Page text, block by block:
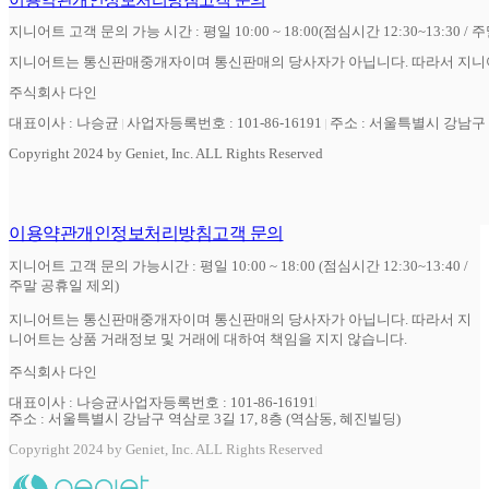
지니어트 고객 문의 가능 시간 : 평일 10:00 ~ 18:00(점심시간 12:30~13:30 /
지니어트는 통신판매중개자이며 통신판매의 당사자가 아닙니다. 따라서 지
주식회사 다인
대표이사 : 나승균 사업자등록번호 : 101-86-16191
주소 : 서울특별시 강남
Copyright 2024 by Geniet, Inc. ALL Rights Reserved
이용약관개인정보처리방침고객 문의
지니어트 고객 문의 가능시간 : 평일 10:00 ~ 18:00 (점심시간 12:30~13:40 /
주말 공휴일 제외)
지니어트는 통신판매중개자이며 통신판매의 당사자가 아닙니다. 따라서 지
니어트는 상품 거래정보 및 거래에 대하여 책임을 지지 않습니다.
주식회사 다인
대표이사 : 나승균사업자등록번호 : 101-86-16191
주소 : 서울특별시 강남구 역삼로 3길 17, 8층 (역삼동, 혜진빌딩)
Copyright 2024 by Geniet, Inc. ALL Rights Reserved